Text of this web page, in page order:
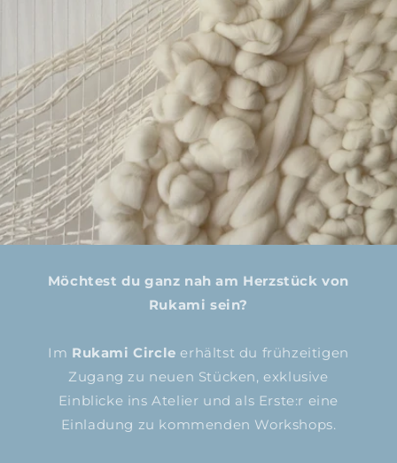
Möchtest du ganz nah am Herzstück von
Rukami sein?
Im Rukami Circle erhältst du frühzeitigen
Zugang zu neuen Stücken, exklusive
Einblicke ins Atelier und als Erste:r eine
Einladung zu kommenden Workshops.